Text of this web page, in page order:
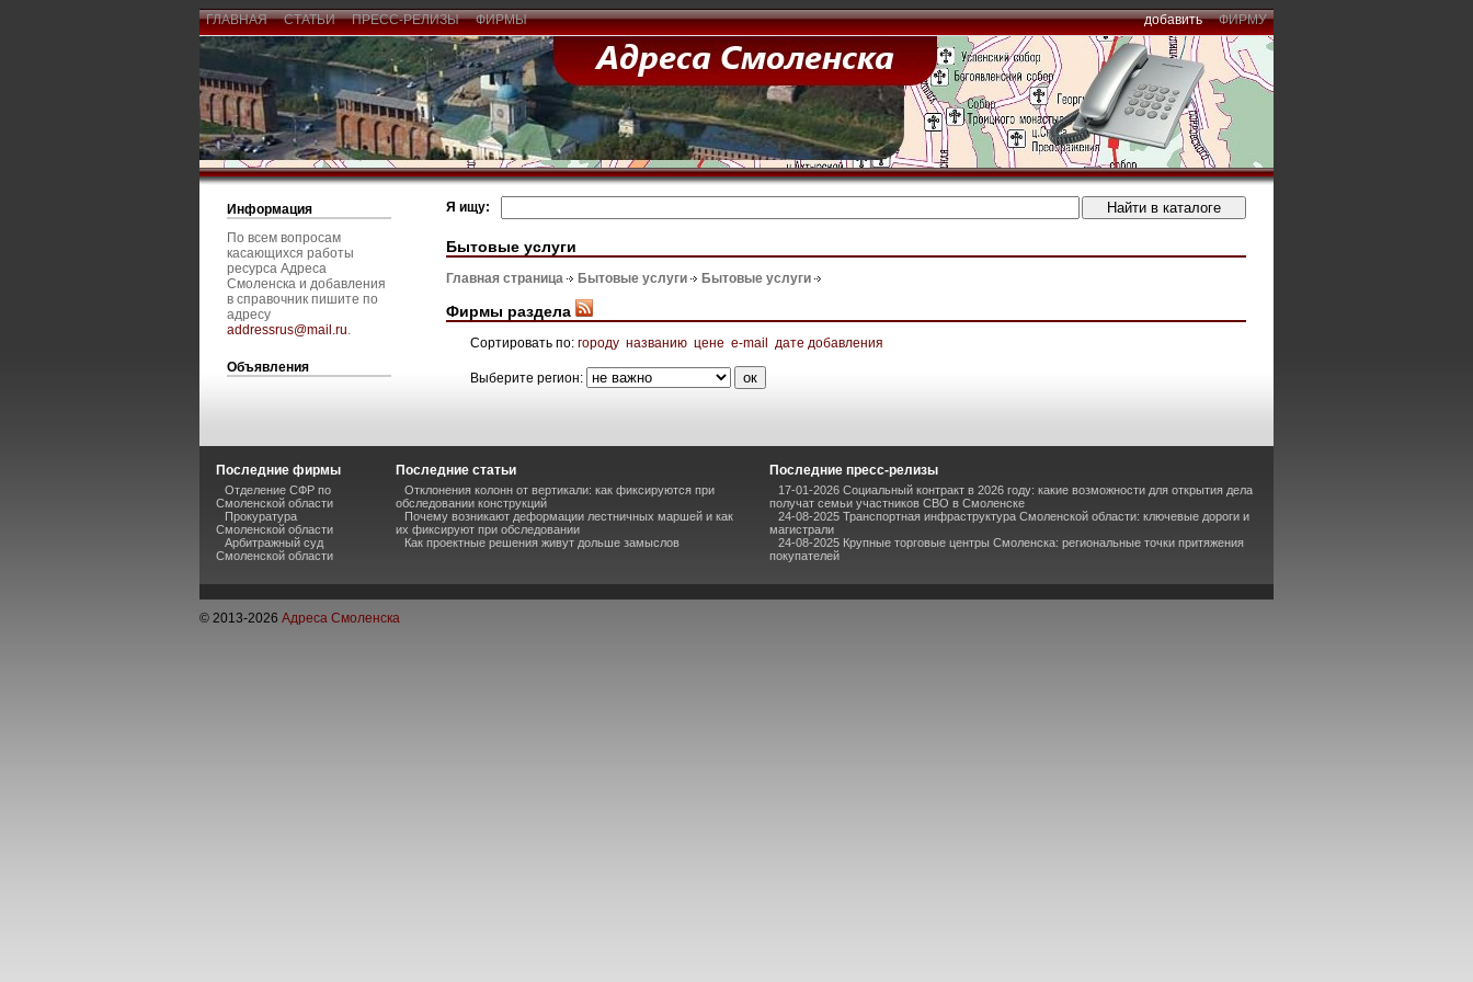
ГЛАВНАЯ СТАТЬИ ПРЕСС-РЕЛИЗЫ ФИРМЫ добавить ФИРМУ
Информация
По всем вопросам
касающихся работы
ресурса Адреса
Смоленска и добавления
в справочник пишите по
адресу
addressrus@mail.ru.
Объявления
Я ищу:
Бытовые услуги
Главная страница Бытовые услуги Бытовые услуги
Фирмы раздела
Сортировать по: городу названию цене e-mail дате добавления
Выберите регион:
Последние фирмы
Отделение СФР по
Смоленской области
Прокуратура
Смоленской области
Арбитражный суд
Смоленской области
Последние статьи
Отклонения колонн от вертикали: как фиксируются при
обследовании конструкций
Почему возникают деформации лестничных маршей и как
их фиксируют при обследовании
Как проектные решения живут дольше замыслов
Последние пресс-релизы
17-01-2026 Социальный контракт в 2026 году: какие возможности для открытия дела
получат семьи участников СВО в Смоленске
24-08-2025 Транспортная инфраструктура Смоленской области: ключевые дороги и
магистрали
24-08-2025 Крупные торговые центры Смоленска: региональные точки притяжения
покупателей
© 2013-2026 Адреса Смоленска